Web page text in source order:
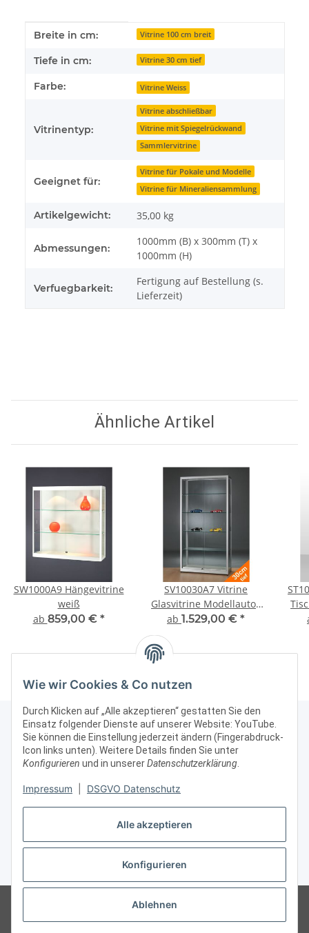
Alle akzeptieren
Konfigurieren
Ablehnen
Wie wir Cookies & Co nutzen
Durch Klicken auf „Alle akzeptieren“ gestatten Sie den
Einsatz folgender Dienste auf unserer Website: YouTube.
Sie können die Einstellung jederzeit ändern (Fingerabdruck-
Icon links unten). Weitere Details finden Sie unter
Konfigurieren und in unsererDatenschutzerklärung.
Impressum DSGVO Datenschutz
Produkteigenschaft
Wert
Breite in cm: Vitrine 100 cm breit
Tiefe in cm: Vitrine 30 cm tief
Farbe: Vitrine Weiss
Vitrinentyp:
Vitrine abschließbar
Vitrine mit Spiegelrückwand
Sammlervitrine
Geeignet für:
Vitrine für Pokale und Modelle
Vitrine für Mineraliensammlung
Artikelgewicht: 35,00 kg
Abmessungen:
1000mm (B) x 300mm (T) x
1000mm (H)
Verfuegbarkeit:
Fertigung auf Bestellung (s.
Lieferzeit)
Ähnliche Artikel
SW1000A9 Hängevitrine
weiß
ab 859,00 € *
SV10030A7 Vitrine
Glasvitrine Modellautos
und Figuren
abschließbar Alu Silber
ab 1.529,00 € *
Kontakt & Rechtliches
Weitere Informationen
Vertrag widerrufen
* Alle Preise zzgl. gesetzlicher USt., zzgl.Versand
Besucherzähler: 3029932